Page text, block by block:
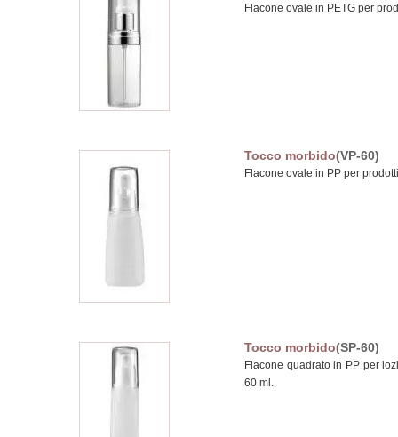
Flacone ovale in PETG per
Tocco morbido(VP-60)
Flacone ovale in PP per
Tocco morbido(SP-60)
Flacone quadrato in PP per
60 ml.